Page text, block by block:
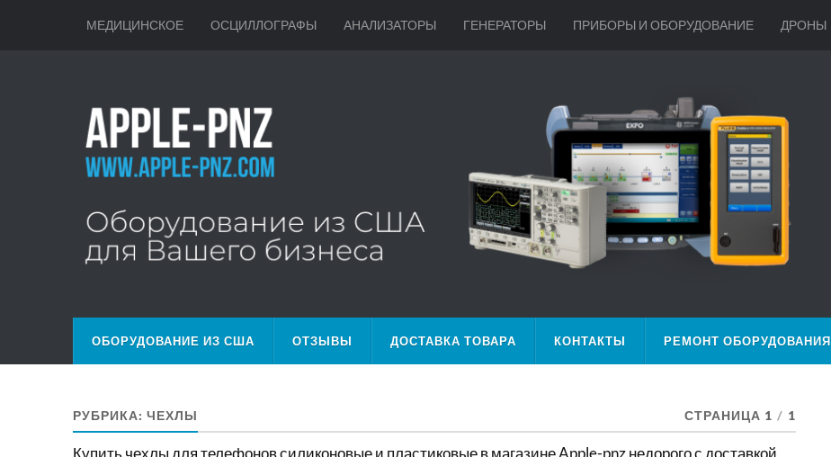
МЕДИЦИНСКОЕ ОСЦИЛЛОГРАФЫ АНАЛИЗАТОРЫ ГЕНЕРАТОРЫ ПРИБОРЫ И ОБОРУДОВАНИЕ ДРОНЫ
ОБОРУДОВАНИЕ ИЗ США ОТЗЫВЫ ДОСТАВКА ТОВАРА КОНТАКТЫ РЕМОНТ ОБОРУДОВАНИЯ
РУБРИКА: ЧЕХЛЫ СТРАНИЦА 1 / 1
Купить чехлы для телефонов силиконовые и пластиковые в магазине Apple-pnz недорого с доставкой